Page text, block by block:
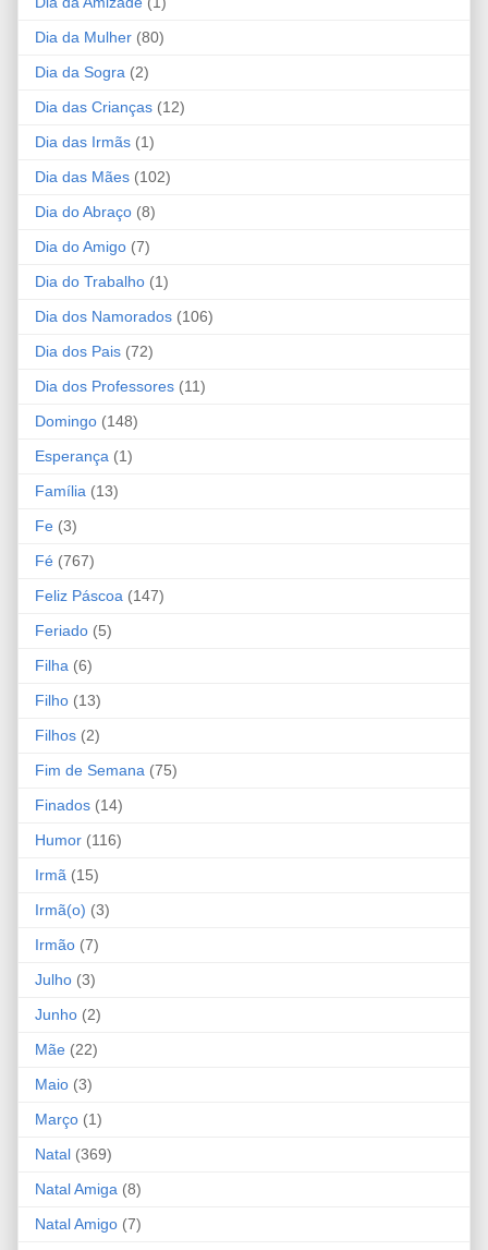
Dia da Mulher (80)
Dia da Sogra (2)
Dia das Crianças (12)
Dia das Irmãs (1)
Dia das Mães (102)
Dia do Abraço (8)
Dia do Amigo (7)
Dia do Trabalho (1)
Dia dos Namorados (106)
Dia dos Pais (72)
Dia dos Professores (11)
Domingo (148)
Esperança (1)
Família (13)
Fe (3)
Fé (767)
Feliz Páscoa (147)
Feriado (5)
Filha (6)
Filho (13)
Filhos (2)
Fim de Semana (75)
Finados (14)
Humor (116)
Irmã (15)
Irmã(o) (3)
Irmão (7)
Julho (3)
Junho (2)
Mãe (22)
Maio (3)
Março (1)
Natal (369)
Natal Amiga (8)
Natal Amigo (7)